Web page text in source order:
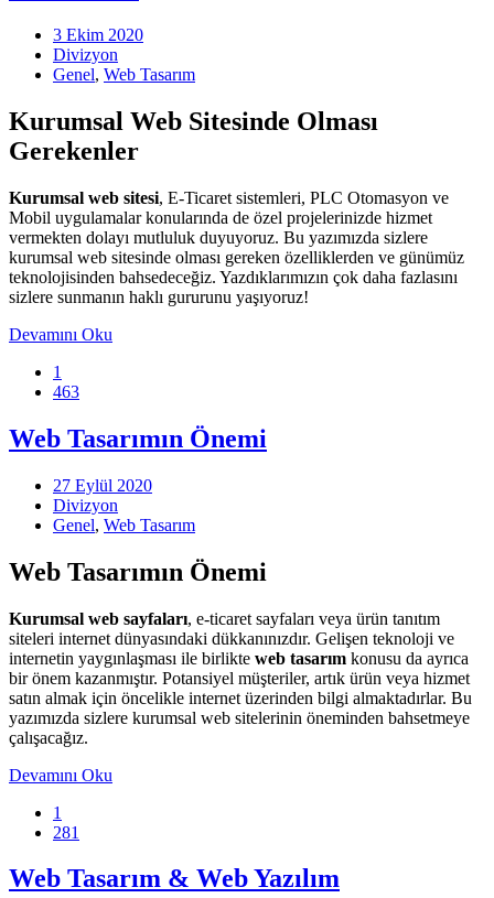
3 Ekim 2020
Divizyon
Genel, Web Tasarım
Kurumsal Web Sitesinde Olması
Gerekenler
Kurumsal web sitesi, E-Ticaret sistemleri, PLC Otomasyon ve
Mobil uygulamalar konularında de özel projelerinizde hizmet
vermekten dolayı mutluluk duyuyoruz. Bu yazımızda sizlere
kurumsal web sitesinde olması gereken özelliklerden ve günümüz
teknolojisinden bahsedeceğiz. Yazdıklarımızın çok daha fazlasını
sizlere sunmanın haklı gururunu yaşıyoruz!
Devamını Oku
1
463
Web Tasarımın Önemi
27 Eylül 2020
Divizyon
Genel, Web Tasarım
Web Tasarımın Önemi
Kurumsal web sayfaları, e-ticaret sayfaları veya ürün tanıtım
siteleri internet dünyasındaki dükkanınızdır. Gelişen teknoloji ve
internetin yaygınlaşması ile birlikte web tasarım konusu da ayrıca
bir önem kazanmıştır. Potansiyel müşteriler, artık ürün veya hizmet
satın almak için öncelikle internet üzerinden bilgi almaktadırlar. Bu
yazımızda sizlere kurumsal web sitelerinin öneminden bahsetmeye
çalışacağız.
Devamını Oku
1
281
Web Tasarım & Web Yazılım